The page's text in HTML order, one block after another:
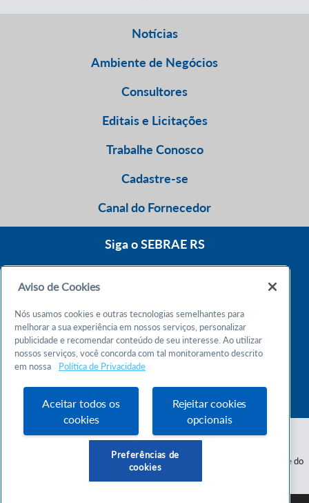
Notícias
Ambiente de Negócios
Consultores
Editais e Licitações
Trabalhe Conosco
Cadastre-se
Canal do Fornecedor
Siga o SEBRAE RS
Atendimento 24h
Chame no WhatsApp
Atendimento das 9h às 18h
Serviço de Apoio às Micro e Pequenas Empresas do Estado do Rio Grande do
Aviso de Cookies
Nós usamos cookies e outras tecnologias semelhantes para
melhorar a sua experiência em nossos serviços, personalizar
publicidade e recomendar conteúdo de seu interesse. Ao utilizar
nossos serviços, você concorda com tal monitoramento descrito
em nossa
Política de Privacidade
Aceitar todos os
cookies
Rejeitar cookies
opcionais
Preferências de
cookies